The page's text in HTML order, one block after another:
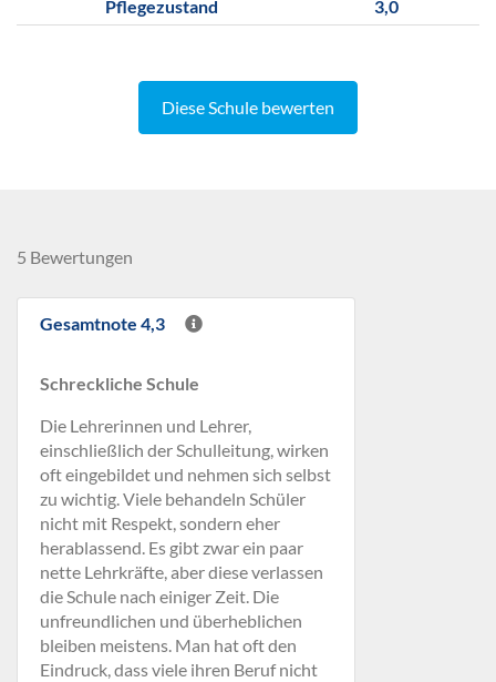
Pflegezustand 3,0
Diese Schule bewerten
5 Bewertungen
Gesamtnote 4,3
Schreckliche Schule
Die Lehrerinnen und Lehrer,
einschließlich der Schulleitung, wirken
oft eingebildet und nehmen sich selbst
zu wichtig. Viele behandeln Schüler
nicht mit Respekt, sondern eher
herablassend. Es gibt zwar ein paar
nette Lehrkräfte, aber diese verlassen
die Schule nach einiger Zeit. Die
unfreundlichen und überheblichen
bleiben meistens. Man hat oft den
Eindruck, dass viele ihren Beruf nicht